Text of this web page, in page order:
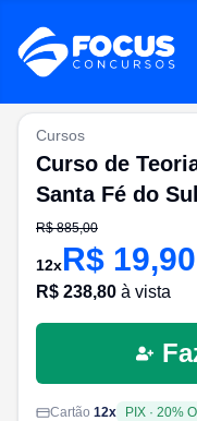
Cursos
Curso de
Santa Fé do
R$885,00
12xR$ 19,90
R$ 238,80 à vista
Cartão 12x PIX · 20%